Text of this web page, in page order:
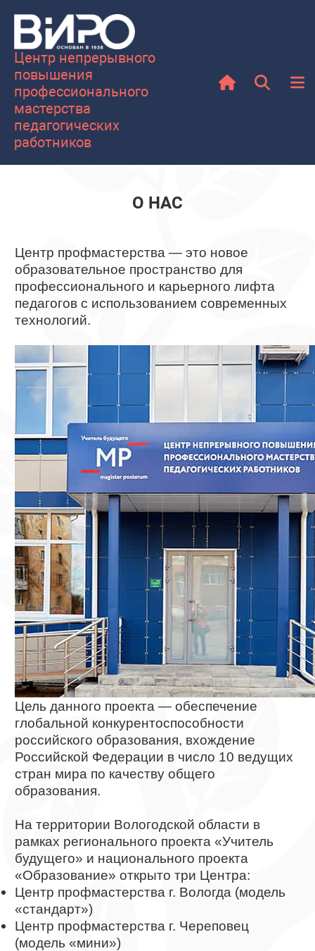
Центр непрерывного
повышения
профессионального
мастерства
педагогических
работников
О НАС
Центр профмастерства — это новое
образовательное пространство для
профессионального и карьерного лифта
педагогов с использованием современных
технологий.
Цель данного проекта — обеспечение
глобальной конкурентоспособности
российского образования, вхождение
Российской Федерации в число 10 ведущих
стран мира по качеству общего
образования.
На территории Вологодской области в
рамках регионального проекта «Учитель
будущего» и национального проекта
«Образование» открыто три Центра:
Центр профмастерства г. Вологда (модель
«стандарт»)​
Центр профмастерства г. Череповец
(модель «мини»)​